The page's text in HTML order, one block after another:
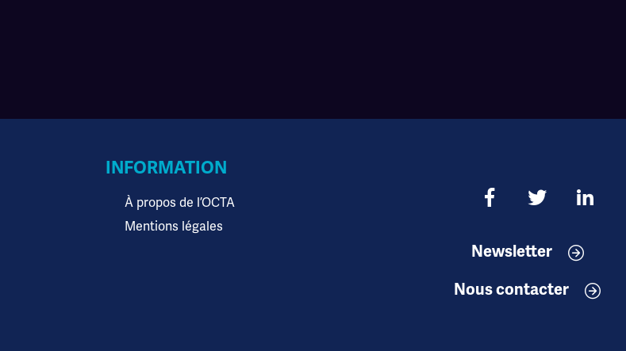
INFORMATION
À propos de l’OCTA
Mentions légales
Newsletter
Nous contacter